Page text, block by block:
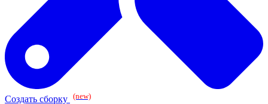
Создать сборку (new)